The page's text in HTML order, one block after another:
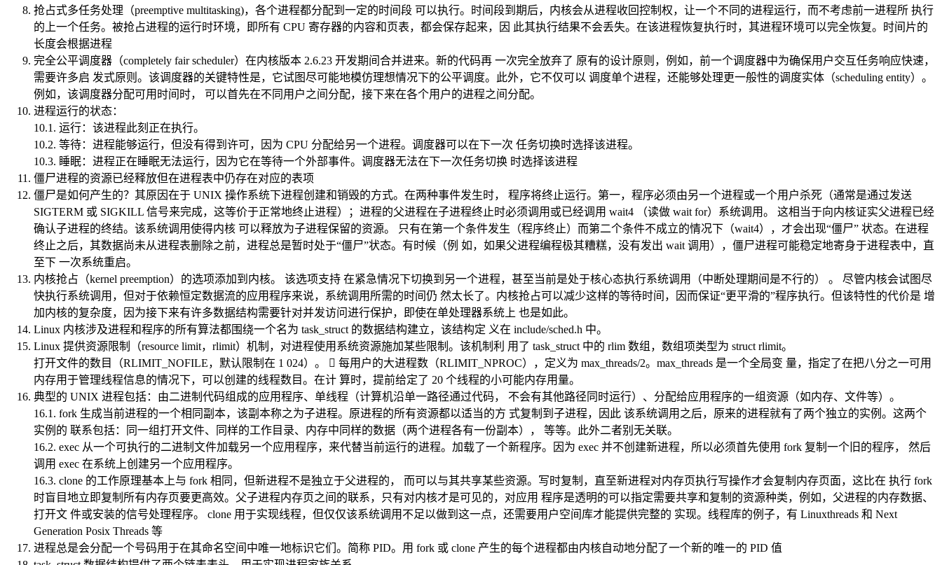
抢占式多任务处理（preemptive multitasking)，各个进程都分配到一定的时间段 可以执行。时间段到期后，内核会从进程收回控制权，让一个不同的进程运行，而不考虑前一进程所 执行
的上一个任务。被抢占进程的运行时环境，即所有 CPU 寄存器的内容和页表，都会保存起来，因 此其执行结果不会丢失。在该进程恢复执行时，其进程环境可以完全恢复。时间片的
长度会根据进程
完全公平调度器（completely fair scheduler）在内核版本 2.6.23 开发期间合并进来。新的代码再 一次完全放弃了 原有的设计原则，例如，前一个调度器中为确保用户交互任务响应快速，
需要许多启 发式原则。该调度器的关键特性是，它试图尽可能地模仿理想情况下的公平调度。此外，它不仅可以 调度单个进程，还能够处理更一般性的调度实体（scheduling entity）。
例如，该调度器分配可用时间时， 可以首先在不同用户之间分配，接下来在各个用户的进程之间分配。
进程运行的状态：
10.1. 运行：该进程此刻正在执行。
10.2. 等待：进程能够运行，但没有得到许可，因为 CPU 分配给另一个进程。调度器可以在下一次 任务切换时选择该进程。
10.3. 睡眠：进程正在睡眠无法运行，因为它在等待一个外部事件。调度器无法在下一次任务切换 时选择该进程
僵尸进程的资源已经释放但在进程表中仍存在对应的表项
僵尸是如何产生的？其原因在于 UNIX 操作系统下进程创建和销毁的方式。在两种事件发生时， 程序将终止运行。第一，程序必须由另一个进程或一个用户杀死（通常是通过发送
SIGTERM 或 SIGKILL 信号来完成，这等价于正常地终止进程）；进程的父进程在子进程终止时必须调用或已经调用 wait4 （读做 wait for）系统调用。 这相当于向内核证实父进程已经
确认子进程的终结。该系统调用使得内核 可以释放为子进程保留的资源。 只有在第一个条件发生（程序终止）而第二个条件不成立的情况下（wait4），才会出现“僵尸” 状态。在进程
终止之后，其数据尚未从进程表删除之前，进程总是暂时处于“僵尸”状态。有时候（例 如，如果父进程编程极其糟糕，没有发出 wait 调用），僵尸进程可能稳定地寄身于进程表中，直
至下 一次系统重启。
内核抢占（kernel preemption）的选项添加到内核。 该选项支持 在紧急情况下切换到另一个进程，甚至当前是处于核心态执行系统调用（中断处理期间是不行的） 。 尽管内核会试图尽
快执行系统调用，但对于依赖恒定数据流的应用程序来说，系统调用所需的时间仍 然太长了。内核抢占可以减少这样的等待时间，因而保证“更平滑的”程序执行。但该特性的代价是 增
加内核的复杂度，因为接下来有许多数据结构需要针对并发访问进行保护，即使在单处理器系统上 也是如此。
Linux 内核涉及进程和程序的所有算法都围绕一个名为 task_struct 的数据结构建立，该结构定 义在 include/sched.h 中。
Linux 提供资源限制（resource limit，rlimit）机制，对进程使用系统资源施加某些限制。该机制利 用了 task_struct 中的 rlim 数组，数组项类型为 struct rlimit。
打开文件的数目（RLIMIT_NOFILE，默认限制在 1 024）。  每用户的大进程数（RLIMIT_NPROC），定义为 max_threads/2。max_threads 是一个全局变 量，指定了在把八分之一可用
内存用于管理线程信息的情况下，可以创建的线程数目。在计 算时，提前给定了 20 个线程的小可能内存用量。
典型的 UNIX 进程包括：由二进制代码组成的应用程序、单线程（计算机沿单一路径通过代码， 不会有其他路径同时运行）、分配给应用程序的一组资源（如内存、文件等）。
16.1. fork 生成当前进程的一个相同副本，该副本称之为子进程。原进程的所有资源都以适当的方 式复制到子进程，因此 该系统调用之后，原来的进程就有了两个独立的实例。这两个
实例的 联系包括：同一组打开文件、同样的工作目录、内存中同样的数据（两个进程各有一份副本）， 等等。此外二者别无关联。
16.2. exec 从一个可执行的二进制文件加载另一个应用程序，来代替当前运行的进程。加载了一个新程序。因为 exec 并不创建新进程，所以必须首先使用 fork 复制一个旧的程序， 然后
调用 exec 在系统上创建另一个应用程序。
16.3. clone 的工作原理基本上与 fork 相同，但新进程不是独立于父进程的， 而可以与其共享某些资源。写时复制，直至新进程对内存页执行写操作才会复制内存页面，这比在 执行 fork
时盲目地立即复制所有内存页要更高效。父子进程内存页之间的联系，只有对内核才是可见的，对应用 程序是透明的可以指定需要共享和复制的资源种类，例如，父进程的内存数据、
打开文 件或安装的信号处理程序。 clone 用于实现线程，但仅仅该系统调用不足以做到这一点，还需要用户空间库才能提供完整的 实现。线程库的例子，有 Linuxthreads 和 Next
Generation Posix Threads 等
进程总是会分配一个号码用于在其命名空间中唯一地标识它们。简称 PID。用 fork 或 clone 产生的每个进程都由内核自动地分配了一个新的唯一的 PID 值